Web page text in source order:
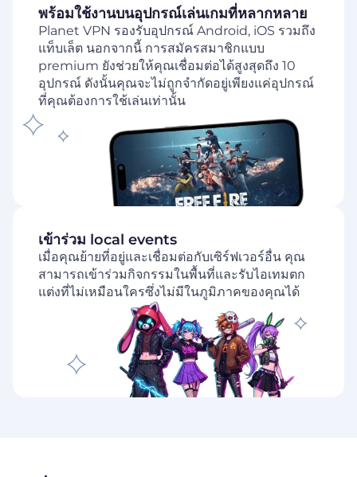
พร้อมใช้งานบนอุปกรณ์เล่นเกมที่หลากหลาย
Planet VPN รองรับอุปกรณ์ Android, iOS รวมถึง
แท็บเล็ต นอกจากนี้ การสมัครสมาชิกแบบ
premium ยังช่วยให้คุณเชื่อมต่อได้สูงสุดถึง 10
อุปกรณ์ ดังนั้นคุณจะไม่ถูกจำกัดอยู่เพียงแค่อุปกรณ์
ที่คุณต้องการใช้เล่นเท่านั้น
เข้าร่วม local events
เมื่อคุณย้ายที่อยู่และเชื่อมต่อกับเซิร์ฟเวอร์อื่น คุณ
สามารถเข้าร่วมกิจกรรมในพื้นที่และรับไอเทมตก
แต่งที่ไม่เหมือนใครซึ่งไม่มีในภูมิภาคของคุณได้